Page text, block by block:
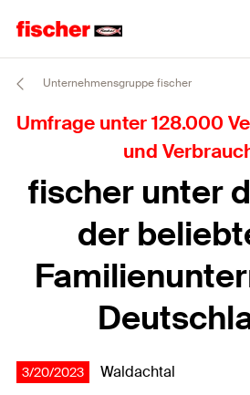
Unternehmensgruppe fischer
Umfrage unter 128.000
und
fischer unter
der
3/20/2023 Waldachtal